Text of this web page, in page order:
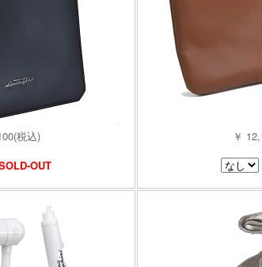
税込)
OUT
￥